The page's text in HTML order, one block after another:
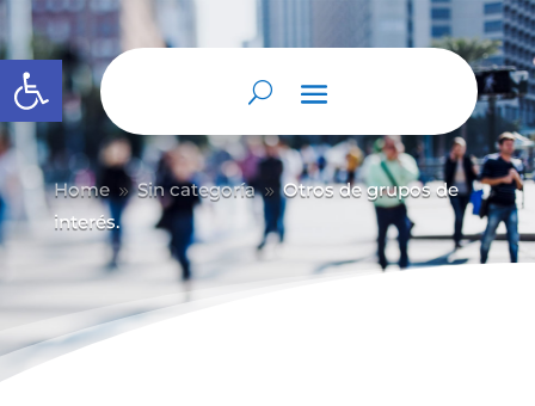
Abrir barra de herramientas
Home 9 Sin categoría 9 Otros de grupos de
interés.